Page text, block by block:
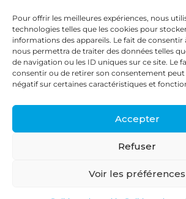
Pour offrir les meilleures expériences, nous
technologies telles que les cookies pour
informations des appareils. Le fait de consentir
nous permettra de traiter des données telles
de navigation ou les ID uniques sur ce site. Le
consentir ou de retirer son consentement
négatif sur certaines caractéristiques et
Accepter
Refuser
Voir les préférences
Contact
87, rue du Ruisseau
38070 St Quentin Fallavier
contact@deza.fr